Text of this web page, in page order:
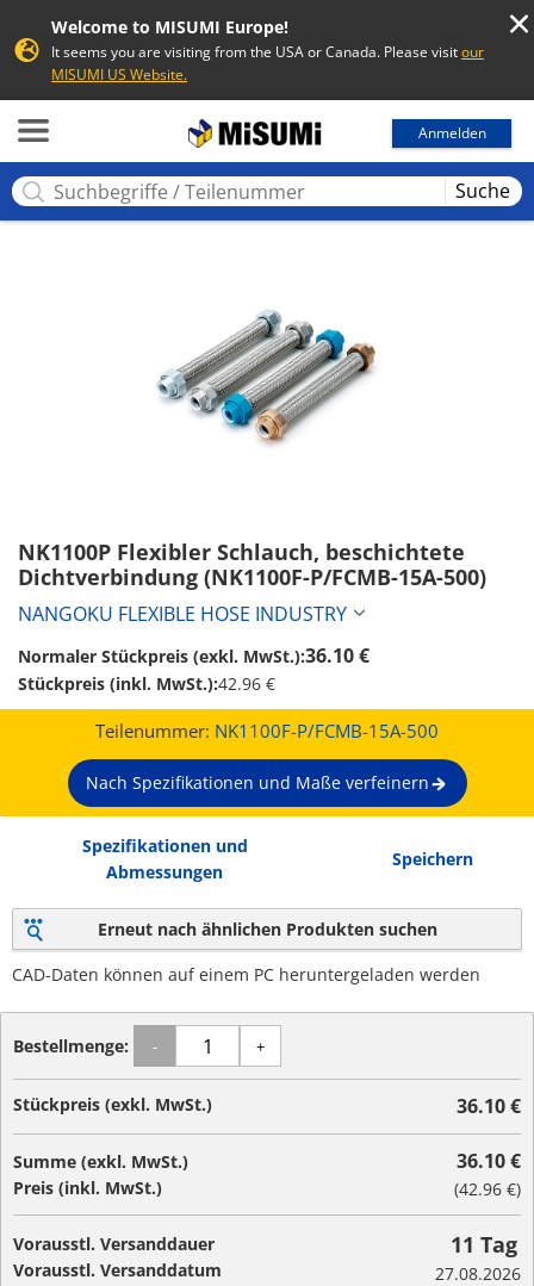
Welcome to MISUMI Europe!
It seems you are visiting from the USA or Canada. Please visitour
MISUMI US Website.
Anmelden
Suche
NK1100P Flexibler Schlauch, beschichtete
Dichtverbindung (NK1100F-P/FCMB-15A-500)
NANGOKU FLEXIBLE HOSE INDUSTRY
Normaler Stückpreis (exkl. MwSt.):36.10 €
Stückpreis (inkl. MwSt.):42.96 €
Teilenummer: NK1100F-P/FCMB-15A-500
Nach Spezifikationen und Maße verfeinern
Spezifikationen und
Abmessungen
Speichern
Erneut nach ähnlichen Produkten suchen
CAD-Daten können auf einem PC heruntergeladen werden
Bestellmenge: - +
Stückpreis (exkl. MwSt.) 36.10 €
Summe (exkl. MwSt.)
Preis (inkl. MwSt.)
36.10 €
(42.96 €)
Vorausstl. Versanddauer
Vorausstl. Versanddatum
11 Tag
27.08.2026